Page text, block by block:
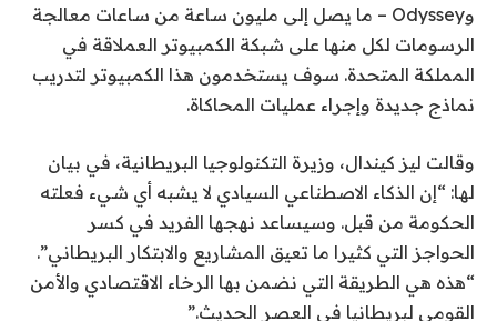
وOdyssey – ما يصل إلى مليون ساعة من ساعات معالجة
الرسومات لكل منها على شبكة الكمبيوتر العملاقة في
المملكة المتحدة. سوف يستخدمون هذا الكمبيوتر لتدريب
نماذج جديدة وإجراء عمليات المحاكاة.
وقالت ليز كيندال، وزيرة التكنولوجيا البريطانية، في بيان
لها: “إن الذكاء الاصطناعي السيادي لا يشبه أي شيء فعلته
الحكومة من قبل. وسيساعد نهجها الفريد في كسر
الحواجز التي كثيرا ما تعيق المشاريع والابتكار البريطاني”.
“هذه هي الطريقة التي نضمن بها الرخاء الاقتصادي والأمن
القومي لبريطانيا في العصر الحديث.”